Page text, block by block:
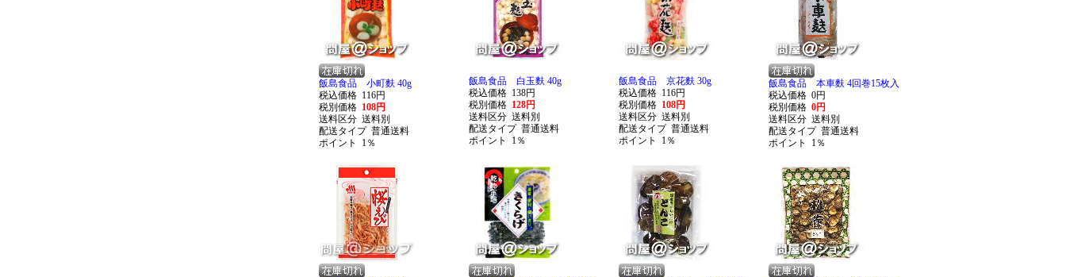
飯島食品 小町麩 40g
税込価格 116円
税別価格 108円
送料区分 送料別
配送タイプ 普通送料
ポイント 1％
飯島食品 白玉麩 40g
税込価格 138円
税別価格 128円
送料区分 送料別
配送タイプ 普通送料
ポイント 1％
飯島食品 京花麩 30g
税込価格 116円
税別価格 108円
送料区分 送料別
配送タイプ 普通送料
ポイント 1％
飯島食品 本車麩 4回巻15枚入
税込価格 0円
税別価格 0円
送料区分 送料別
配送タイプ 普通送料
ポイント 1％